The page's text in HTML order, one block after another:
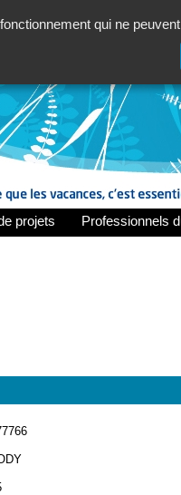
qui ne
projets Professionnels